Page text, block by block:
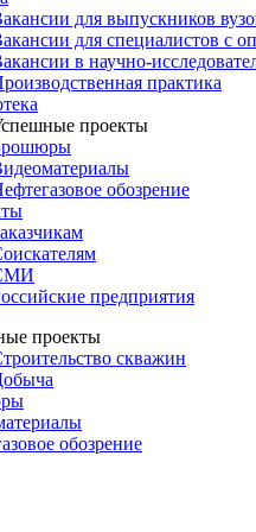
для выпускников
для специалистов с
в научно-
практика
проекты
обозрение
предприятия
проекты
скважин
обозрение